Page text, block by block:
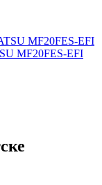
MF20FES-EFI